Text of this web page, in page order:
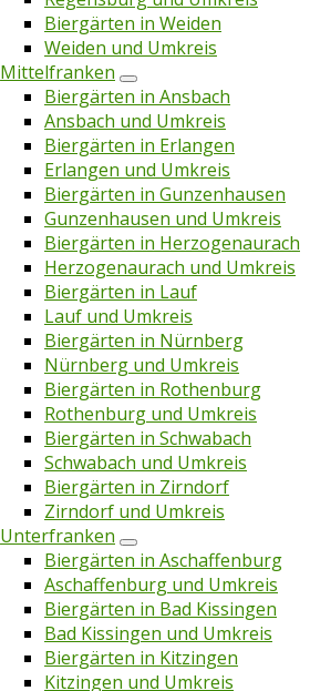
Biergärten in Weiden
Weiden und Umkreis
Mittelfranken
Biergärten in Ansbach
Ansbach und Umkreis
Biergärten in Erlangen
Erlangen und Umkreis
Biergärten in Gunzenhausen
Gunzenhausen und Umkreis
Biergärten in Herzogenaurach
Herzogenaurach und Umkreis
Biergärten in Lauf
Lauf und Umkreis
Biergärten in Nürnberg
Nürnberg und Umkreis
Biergärten in Rothenburg
Rothenburg und Umkreis
Biergärten in Schwabach
Schwabach und Umkreis
Biergärten in Zirndorf
Zirndorf und Umkreis
Unterfranken
Biergärten in Aschaffenburg
Aschaffenburg und Umkreis
Biergärten in Bad Kissingen
Bad Kissingen und Umkreis
Biergärten in Kitzingen
Kitzingen und Umkreis